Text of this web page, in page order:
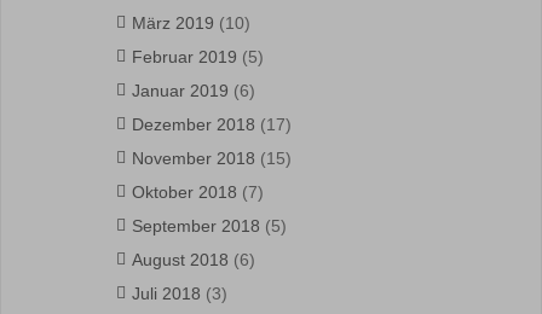
März 2019 (10)
Februar 2019 (5)
Januar 2019 (6)
Dezember 2018 (17)
November 2018 (15)
Oktober 2018 (7)
September 2018 (5)
August 2018 (6)
Juli 2018 (3)